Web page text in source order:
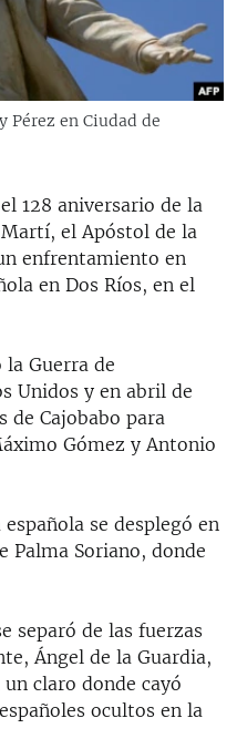
CUBA
LATINA
Pérez en Ciudad de
128 aniversario de la
el Apóstol de la
enfrentamiento en
en Dos Ríos, en el
Guerra de
Unidos y en abril de
de Cajobabo para
Gómez y Antonio
se desplegó en
Palma Soriano, donde
separó de las fuerzas
Ángel de la Guardia,
claro donde cayó
ocultos en la